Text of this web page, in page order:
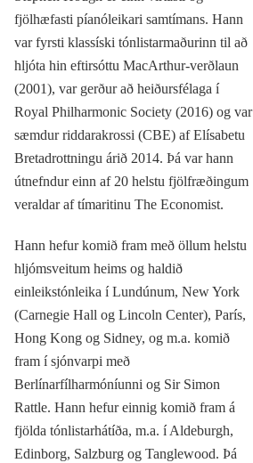
fjölhæfasti píanóleikari samtímans. Hann
var fyrsti klassíski tónlistarmaðurinn til að
hljóta hin eftirsóttu MacArthur-verðlaun
(2001), var gerður að heiðursfélaga í
Royal Philharmonic Society (2016) og var
sæmdur riddarakrossi (CBE) af Elísabetu
Bretadrottningu árið 2014. Þá var hann
útnefndur einn af 20 helstu fjölfræðingum
veraldar af tímaritinu The Economist.
Hann hefur komið fram með öllum helstu
hljómsveitum heims og haldið
einleikstónleika í Lundúnum, New York
(Carnegie Hall og Lincoln Center), París,
Hong Kong og Sidney, og m.a. komið
fram í sjónvarpi með
Berlínarfílharmóníunni og Sir Simon
Rattle. Hann hefur einnig komið fram á
fjölda tónlistarhátíða, m.a. í Aldeburgh,
Edinborg, Salzburg og Tanglewood. Þá